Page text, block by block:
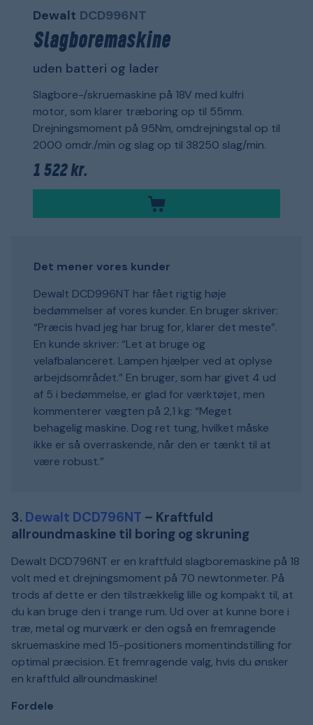
Dewalt DCD996NT
Slagboremaskine
uden batteri og lader
Slagbore-/skruemaskine på 18V med kulfri
motor, som klarer træboring op til 55mm.
Drejningsmoment på 95Nm, omdrejningstal op til
2000 omdr./min og slag op til 38250 slag/min.
1 522 kr.
Det mener vores kunder
Dewalt DCD996NT har fået rigtig høje
bedømmelser af vores kunder. En bruger skriver:
“Præcis hvad jeg har brug for, klarer det meste”.
En kunde skriver: “Let at bruge og
velafbalanceret. Lampen hjælper ved at oplyse
arbejdsområdet.” En bruger, som har givet 4 ud
af 5 i bedømmelse, er glad for værktøjet, men
kommenterer vægten på 2,1 kg: “Meget
behagelig maskine. Dog ret tung, hvilket måske
ikke er så overraskende, når den er tænkt til at
være robust.”
3. Dewalt DCD796NT – Kraftfuld
allroundmaskine til boring og skruning
Dewalt DCD796NT er en kraftfuld slagboremaskine på 18
volt med et drejningsmoment på 70 newtonmeter. På
trods af dette er den tilstrækkelig lille og kompakt til, at
du kan bruge den i trange rum. Ud over at kunne bore i
træ, metal og murværk er den også en fremragende
skruemaskine med 15-positioners momentindstilling for
optimal præcision. Et fremragende valg, hvis du ønsker
en kraftfuld allroundmaskine!
Fordele